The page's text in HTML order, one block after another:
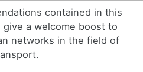
contained in this
a welcome boost to
networks in the field of